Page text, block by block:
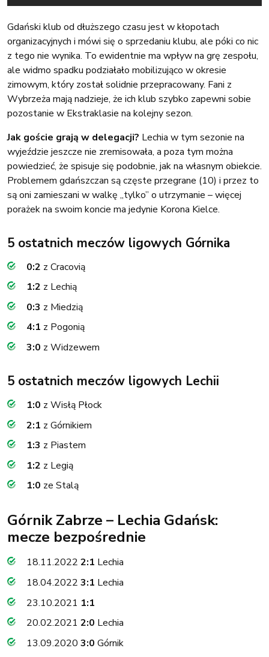
Gdański klub od dłuższego czasu jest w kłopotach
organizacyjnych i mówi się o sprzedaniu klubu, ale póki co nic
z tego nie wynika. To ewidentnie ma wpływ na grę zespołu,
ale widmo spadku podziałało mobilizująco w okresie
zimowym, który został solidnie przepracowany. Fani z
Wybrzeża mają nadzieje, że ich klub szybko zapewni sobie
pozostanie w Ekstraklasie na kolejny sezon.
Jak goście grają w delegacji? Lechia w tym sezonie na
wyjeździe jeszcze nie zremisowała, a poza tym można
powiedzieć, że spisuje się podobnie, jak na własnym obiekcie.
Problemem gdańszczan są częste przegrane (10) i przez to
są oni zamieszani w walkę „tylko” o utrzymanie – więcej
porażek na swoim koncie ma jedynie Korona Kielce.
5 ostatnich meczów ligowych Górnika
0:2 z Cracovią
1:2 z Lechią
0:3 z Miedzią
4:1 z Pogonią
3:0 z Widzewem
5 ostatnich meczów ligowych Lechii
1:0 z Wisłą Płock
2:1 z Górnikiem
1:3 z Piastem
1:2 z Legią
1:0 ze Stalą
Górnik Zabrze – Lechia Gdańsk:
mecze bezpośrednie
18.11.2022 2:1 Lechia
18.04.2022 3:1 Lechia
23.10.2021 1:1
20.02.2021 2:0 Lechia
13.09.2020 3:0 Górnik